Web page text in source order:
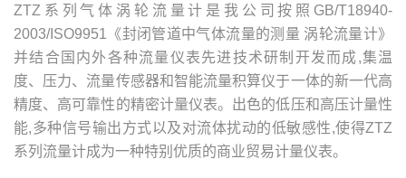
ZTZ系列气体涡轮流量计是我公司按照GB/T18940-
2003/ISO9951《封闭管道中气体流量的测量 涡轮流量计》
并结合国内外各种流量仪表先进技术研制开发而成,集温
度、压力、流量传感器和智能流量积算仪于一体的新一代高
精度、高可靠性的精密计量仪表。出色的低压和高压计量性
能,多种信号输出方式以及对流体扰动的低敏感性,使得ZTZ
系列流量计成为一种特别优质的商业贸易计量仪表。